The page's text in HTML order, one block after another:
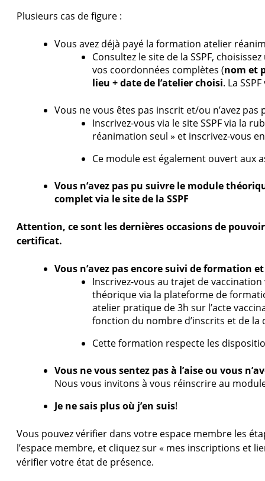
Plusieurs cas de figure :
Vous avez déjà payé la formation atelier
Consultez le site de la SSPF,
vos coordonnées complètes (nom et
lieu + date de l’atelier choisi. La
Vous ne vous êtes pas inscrit et/ou n’avez pas
Inscrivez-vous via le site SSPF via la
réanimation seul » et inscrivez-vous
Ce module est également ouvert aux
Vous n’avez pas pu suivre le module
complet via le site de la SSPF
Attention, ce sont les dernières occasions de
certificat.
Vous n’avez pas encore suivi de formation
Inscrivez-vous au trajet de vaccination
théorique via la plateforme de
atelier pratique de 3h sur l’acte
fonction du nombre d’inscrits et de
Cette formation respecte les
Vous ne vous sentez pas à l’aise ou vous
Nous vous invitons à vous réinscrire au
Je ne sais plus où j’en suis!
Vous pouvez vérifier dans votre espace membre les
l’espace membre, et cliquez sur « mes inscriptions et
vérifier votre état de présence.